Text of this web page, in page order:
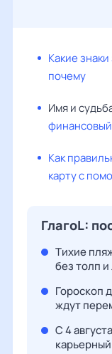
Какие
почему
Имя и
Как
карту с
ГлагоL:
Тихие
без толп
Гороскоп
ждут
С 4